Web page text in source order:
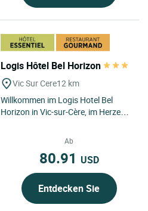
Logis Hôtel Bel Horizon
Vic Sur Cere12 km
Willkommen im Logis Hotel Bel
Horizon in Vic-sur-Cère, im Herzen
Eingebettet in eine grüne...
Ab
80.91 USD
Entdecken Sie